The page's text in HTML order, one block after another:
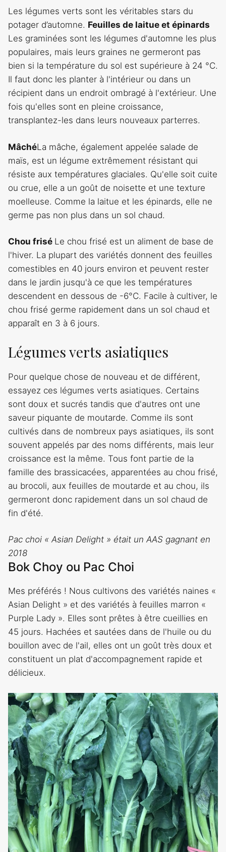
Les légumes verts sont les véritables stars du
potager d’automne. Feuilles de laitue et épinards
Les graminées sont les légumes d'automne les plus
populaires, mais leurs graines ne germeront pas
bien si la température du sol est supérieure à 24 °C.
Il faut donc les planter à l'intérieur ou dans un
récipient dans un endroit ombragé à l'extérieur. Une
fois qu'elles sont en pleine croissance,
transplantez-les dans leurs nouveaux parterres.
MâchéLa mâche, également appelée salade de
maïs, est un légume extrêmement résistant qui
résiste aux températures glaciales. Qu'elle soit cuite
ou crue, elle a un goût de noisette et une texture
moelleuse. Comme la laitue et les épinards, elle ne
germe pas non plus dans un sol chaud.
Chou frisé Le chou frisé est un aliment de base de
l'hiver. La plupart des variétés donnent des feuilles
comestibles en 40 jours environ et peuvent rester
dans le jardin jusqu'à ce que les températures
descendent en dessous de -6°C. Facile à cultiver, le
chou frisé germe rapidement dans un sol chaud et
apparaît en 3 à 6 jours.
Légumes verts asiatiques
Pour quelque chose de nouveau et de différent,
essayez ces légumes verts asiatiques. Certains
sont doux et sucrés tandis que d'autres ont une
saveur piquante de moutarde. Comme ils sont
cultivés dans de nombreux pays asiatiques, ils sont
souvent appelés par des noms différents, mais leur
croissance est la même. Tous font partie de la
famille des brassicacées, apparentées au chou frisé,
au brocoli, aux feuilles de moutarde et au chou, ils
germeront donc rapidement dans un sol chaud de
fin d'été.
Pac choi « Asian Delight » était un AAS gagnant en
2018
Bok Choy ou Pac Choi
Mes préférés ! Nous cultivons des variétés naines «
Asian Delight » et des variétés à feuilles marron «
Purple Lady ». Elles sont prêtes à être cueillies en
45 jours. Hachées et sautées dans de l'huile ou du
bouillon avec de l'ail, elles ont un goût très doux et
constituent un plat d'accompagnement rapide et
délicieux.